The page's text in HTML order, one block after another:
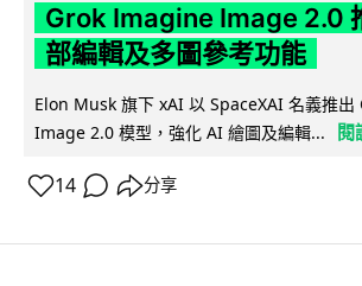
Grok Imagine Image 2.0
部編輯及多圖參考功能
Elon Musk 旗下 xAI 以 SpaceXAI 名義推
Image 2.0 模型，強化 AI 繪圖及編輯...
閱
14 分享